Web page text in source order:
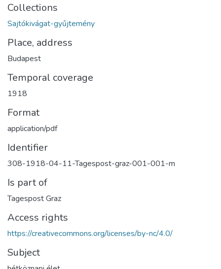
Collections
Sajtókivágat-gyűjtemény
Place, address
Budapest
Temporal coverage
1918
Format
application/pdf
Identifier
308-1918-04-11-Tagespost-graz-001-001-m
Is part of
Tagespost Graz
Access rights
https://creativecommons.org/licenses/by-nc/4.0/
Subject